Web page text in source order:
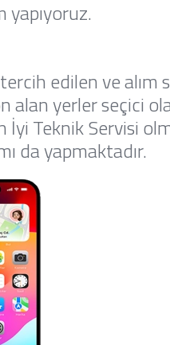
yapıyoruz.
edilen ve alım
alan yerler seçici
Teknik Servisi
da yapmaktadır.